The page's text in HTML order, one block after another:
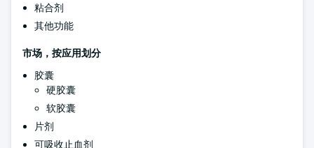
粘合剂
其他功能
市场，按应用划分
胶囊
硬胶囊
软胶囊
片剂
可吸收止血剂